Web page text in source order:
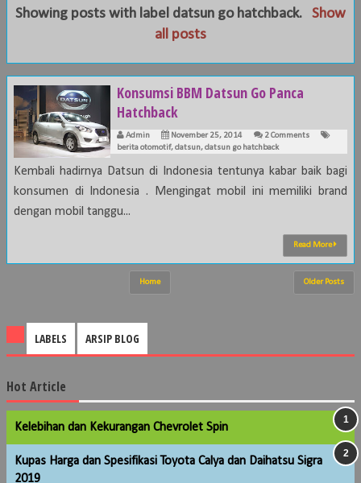
Showing posts with label datsun go hatchback.
Show
all posts
Konsumsi BBM Datsun Go Panca
Hatchback
Admin November 25, 2014
2 Comments
berita otomotif,datsun,datsun go hatchback
Kembali hadirnya Datsun di Indonesia tentunya kabar baik bagi
konsumen di Indonesia . Mengingat mobil ini memiliki brand
dengan mobil tanggu...
Read More
Older Posts
Home
LABELS ARSIP BLOG
Hot Article
Kelebihan dan Kekurangan Chevrolet Spin
Kupas Harga dan Spesifikasi Toyota Calya dan Daihatsu Sigra
2019